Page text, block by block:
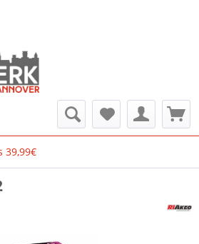
39,99€